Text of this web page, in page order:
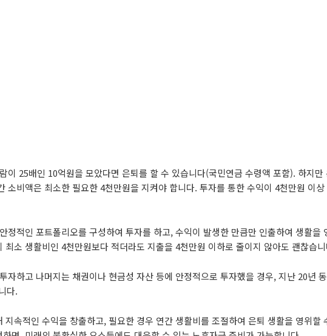
이 25배인 10억원을 모았다면 은퇴를 할 수 있습니다(국민연금 수령액 포함). 하지만
소비액은 최소한 필요한 4천만원을 지켜야 합니다. 투자를 통한 수익이 4천만원 이상
정적인 포트폴리오를 구성하여 투자를 하고, 수익이 발생한 만큼만 인출하여 생활을
소 생활비인 4천만원보다 적더라도 지출을 4천만원 이하로 줄이지 않아도 괜찮습
자하고 나머지는 채권이나 현금성 자산 등에 안정적으로 투자했을 경우, 지난 20년
다.
속적인 수익을 창출하고, 필요한 경우 연간 생활비를 조절하여 은퇴 생활을 영위할